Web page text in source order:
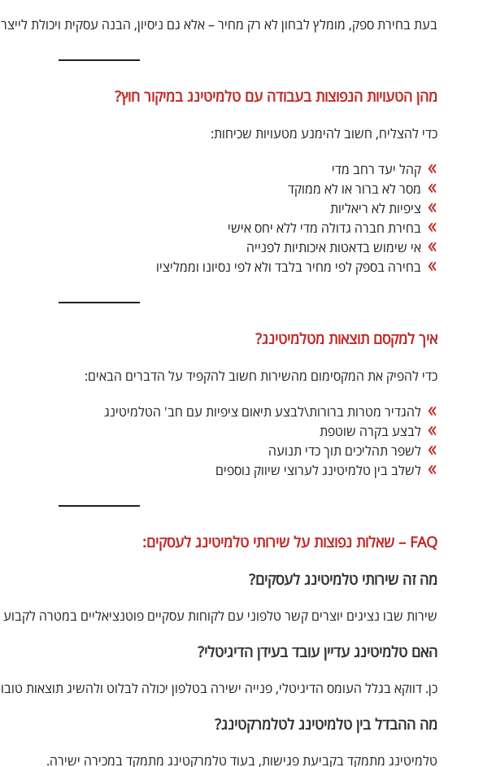
בעת בחירת ספק, מומלץ לבחון לא רק מחיר – אלא גם ניסיון, הבנה עסקית ויכולת לייצר
מהן הטעויות הנפוצות בעבודה עם טלמיטינג במיקור חוץ?
כדי להצליח, חשוב להימנע מטעויות שכיחות:
קהל יעד רחב מדי
מסר לא ברור או לא ממוקד
ציפיות לא ריאליות
בחירת חברה גדולה מדי ללא יחס אישי
אי שימוש בדאטות איכותיות לפנייה
בחירה בספק לפי מחיר בלבד ולא לפי נסיונו וממליציו
איך למקסם תוצאות מטלמיטינג?
כדי להפיק את המקסימום מהשירות חשוב להקפיד על הדברים הבאים:
להגדיר מטרות ברורות\לבצע תיאום ציפיות עם חב' הטלמיטינג
לבצע בקרה שוטפת
לשפר תהליכים תוך כדי תנועה
לשלב בין טלמיטינג לערוצי שיווק נוספים
FAQ – שאלות נפוצות על שירותי טלמיטינג לעסקים:
מה זה שירותי טלמיטינג לעסקים?
שירות שבו נציגים יוצרים קשר טלפוני עם לקוחות עסקיים פוטנציאליים במטרה לקבוע
האם טלמיטינג עדיין עובד בעידן הדיגיטלי?
כן. דווקא בגלל העומס הדיגיטלי, פנייה ישירה בטלפון יכולה לבלוט ולהשיג תוצאות
מה ההבדל בין טלמיטינג לטלמרקטינג?
טלמיטינג מתמקד בקביעת פגישות, בעוד טלמרקטינג מתמקד במכירה ישירה.